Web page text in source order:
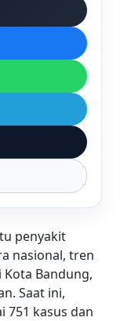
penyakit
nasional, tren
Bandung,
Saat ini,
751 kasus dan